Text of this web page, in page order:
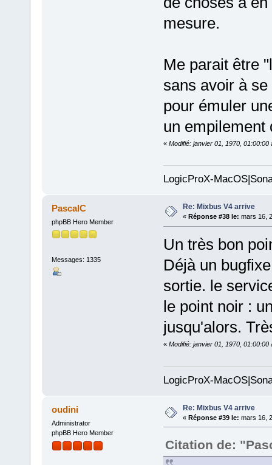
mesure.
Me parait être
sans avoir à
pour émuler
un empilement
« Modifié: janvier 01, 1970, 01:00:00
LogicProX-
PascalC
phpBB Hero Member
Messages: 1335
Re: Mixbus V4 arrive
« Réponse #38 le: mars 16,
Un très bon
Déjà un
sortie. le
le point noir :
jusqu'alors.
« Modifié: janvier 01, 1970, 01:00:00
LogicProX-
oudini
Administrator
phpBB Hero Member
Re: Mixbus V4 arrive
« Réponse #39 le: mars 16,
Citation de: